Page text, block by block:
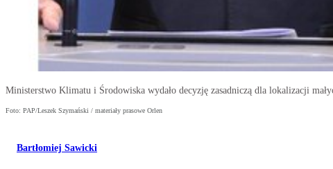
Ministerstwo Klimatu i Środowiska wydało decyzję zasadniczą dla lokalizacji
Foto: PAP/Leszek Szymański / materiały prasowe Orlen
Bartłomiej Sawicki